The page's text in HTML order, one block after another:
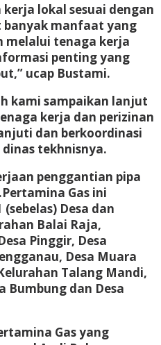
lokal sesuai dengan
manfaat yang
melalui tenaga kerja
penting yang
ucap Bustami.
kami sampaikan lanjut
kerja dan perizinan
dan berkoordinasi
tekhnisnya.
penggantian pipa
Gas ini
Desa dan
Balai Raja,
Pinggir, Desa
Desa Muara
Talang Mandi,
Bumbung dan Desa
Gas yang